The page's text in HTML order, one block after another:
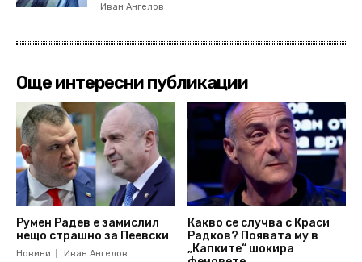
Иван Ангелов
Още интересни публикации
Румен Радев е замислил
нещо страшно за Пеевски
Новини Иван Ангелов
Какво се случва с Краси
Радков? Появата му в
„Капките“ шокира